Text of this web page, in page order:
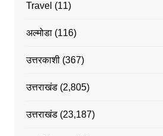
Travel (11)
अल्मोडा(116)
उत्तरकाशी(367)
उत्तराखंड(2,805)
उत्तराखंड(23,187)